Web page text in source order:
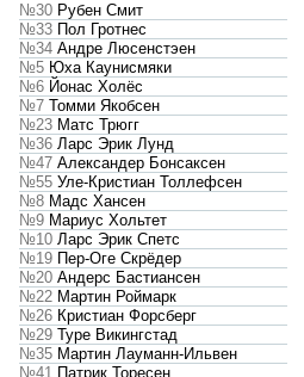
№30 Рубен Смит
№33 Пол Гротнес
№34 Андре Люсенстэен
№5 Юха Каунисмяки
№6 Йонас Холёс
№7 Томми Якобсен
№23 Матс Трюгг
№36 Ларс Эрик Лунд
№47 Александер Бонсаксен
№55 Уле-Кристиан Толлефсен
№8 Мадс Хансен
№9 Мариус Хольтет
№10 Ларс Эрик Спетс
№19 Пер-Оге Скрёдер
№20 Андерс Бастиансен
№22 Мартин Роймарк
№26 Кристиан Форсберг
№29 Туре Викингстад
№35 Мартин Лауманн-Ильвен
№41 Патрик Торесен